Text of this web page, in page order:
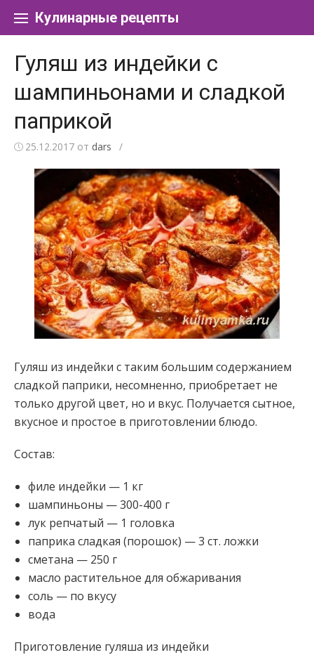
Кулинарные рецепты
Гуляш из индейки с
шампиньонами и сладкой
паприкой
25.12.2017 от dars /
Гуляш из индейки с таким большим содержанием
сладкой паприки, несомненно, приобретает не
только другой цвет, но и вкус. Получается сытное,
вкусное и простое в приготовлении блюдо.
Состав:
филе индейки — 1 кг
шампиньоны — 300-400 г
лук репчатый — 1 головка
паприка сладкая (порошок) — 3 ст. ложки
сметана — 250 г
масло растительное для обжаривания
соль — по вкусу
вода
Приготовление гуляша из индейки